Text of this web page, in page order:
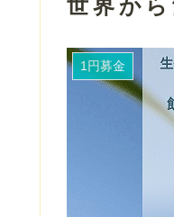
世界か
1円募金